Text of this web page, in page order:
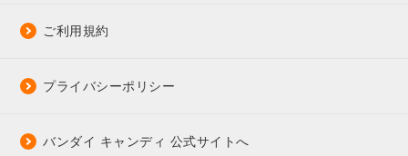
ご利用規約
プライバシーポリシー
バンダイ キャンディ 公式サイトへ